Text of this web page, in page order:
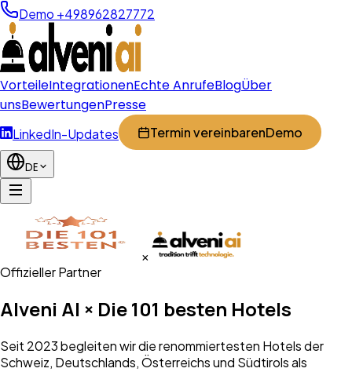
Demo +498962827772
VorteileIntegrationenEchte AnrufeBlogÜber
unsBewertungenPresse
LinkedIn-Updates Termin vereinbarenDemo
DE
×
Offizieller Partner
Alveni AI × Die 101 besten Hotels
Seit 2023 begleiten wir die renommiertesten Hotels der
Schweiz, Deutschlands, Österreichs und Südtirols als